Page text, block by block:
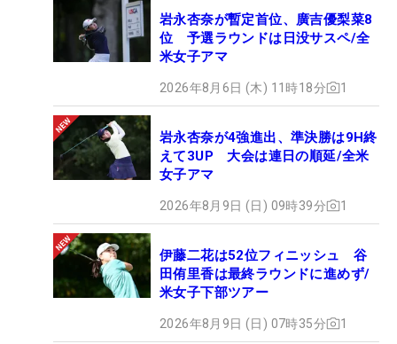
岩永杏奈が暫定首位、廣吉優梨菜8
位 予選ラウンドは日没サスペ/全
米女子アマ
2026年8月6日 (木) 11時18分 1
岩永杏奈が4強進出、準決勝は9H終
えて3UP 大会は連日の順延/全米
女子アマ
2026年8月9日 (日) 09時39分 1
伊藤二花は52位フィニッシュ 谷
田侑里香は最終ラウンドに進めず/
米女子下部ツアー
2026年8月9日 (日) 07時35分 1